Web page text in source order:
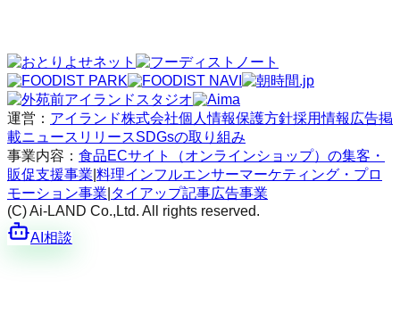
運営： アイランド株式会社個人情報保護方針採用情報 広告掲
載ニュースリリースSDGsの取り組み
事業内容： 食品ECサイト（オンラインショップ）の集客・
販促支援事業 料理インフルエンサーマーケティング・プロ
モーション事業 タイアップ記事広告事業
(C) Ai-LAND Co.,Ltd. All rights reserved.
AI相談